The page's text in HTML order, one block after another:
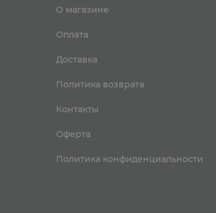
О магазине
Оплата
Доставка
Политика возврата
Контакты
Оферта
Политика конфиденциальности